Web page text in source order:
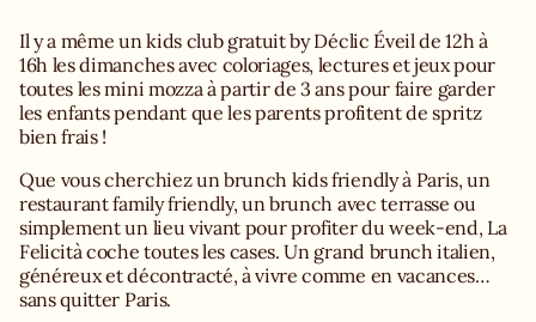
Il y a même un kids club gratuit by Déclic Éveil de 12h à
16h les dimanches avec coloriages, lectures et jeux pour
toutes les mini mozza à partir de 3 ans pour faire garder
les enfants pendant que les parents profitent de spritz
bien frais !
Que vous cherchiez un brunch kids friendly à Paris, un
restaurant family friendly, un brunch avec terrasse ou
simplement un lieu vivant pour profiter du week-end, La
Felicità coche toutes les cases. Un grand brunch italien,
généreux et décontracté, à vivre comme en vacances…
sans quitter Paris.